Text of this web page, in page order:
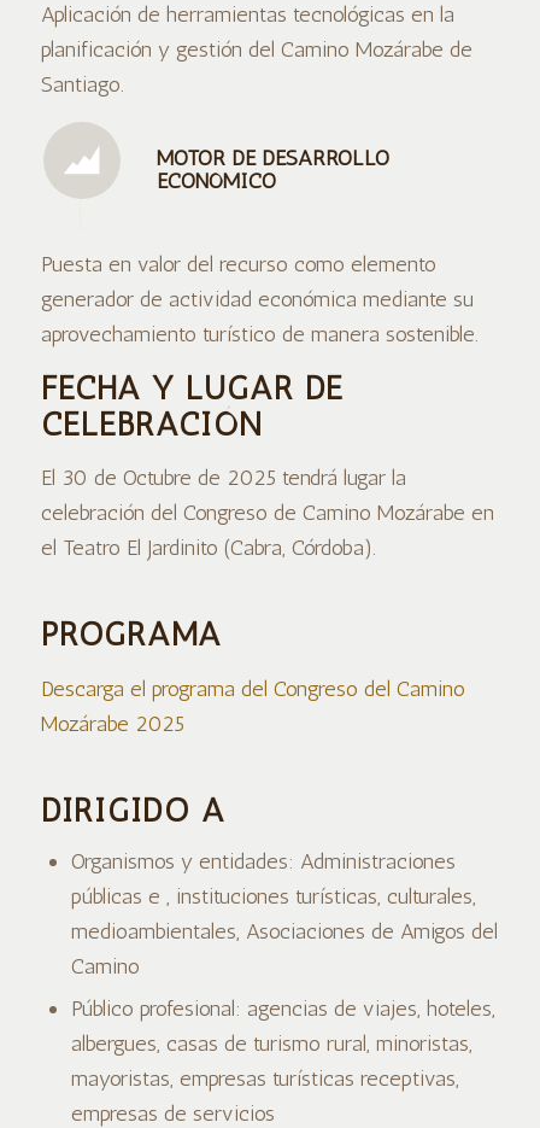
Aplicación de herramientas tecnológicas en la
planificación y gestión del Camino Mozárabe de
Santiago.
MOTOR DE DESARROLLO
ECONÓMICO
Puesta en valor del recurso como elemento
generador de actividad económica mediante su
aprovechamiento turístico de manera sostenible.
FECHA Y LUGAR DE
CELEBRACIÓN
El 30 de Octubre de 2025 tendrá lugar la
celebración del Congreso de Camino Mozárabe en
el Teatro El Jardinito (Cabra, Córdoba).
PROGRAMA
Descarga el programa del Congreso del Camino
Mozárabe 2025
DIRIGIDO A
Organismos y entidades: Administraciones
públicas e , instituciones turísticas, culturales,
medioambientales, Asociaciones de Amigos del
Camino
Público profesional: agencias de viajes, hoteles,
albergues, casas de turismo rural, minoristas,
mayoristas, empresas turísticas receptivas,
empresas de servicios